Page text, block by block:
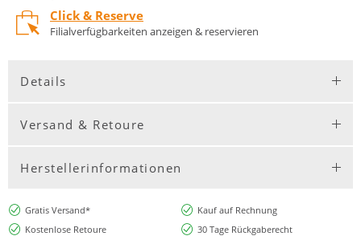
Click & Reserve
Filialverfügbarkeiten anzeigen & reservieren
Details
Versand & Retoure
Herstellerinformationen
Gratis Versand*
Kauf auf Rechnung
Kostenlose Retoure
30 Tage Rückgaberecht